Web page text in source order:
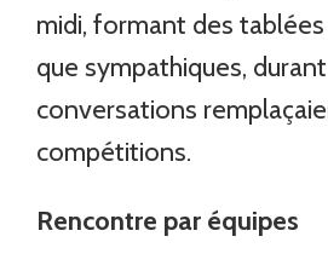
midi, formant des tablées
que sympathiques,
conversations
compétitions.
Rencontre par équipes